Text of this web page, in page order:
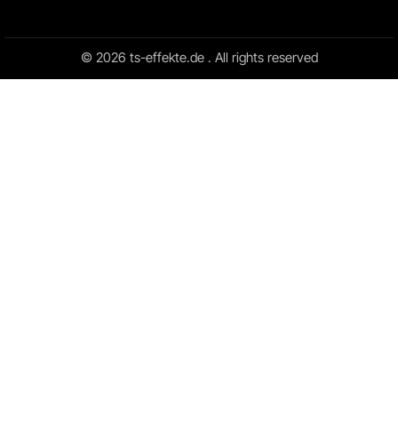
© 2026 ts-effekte.de . All rights reserved